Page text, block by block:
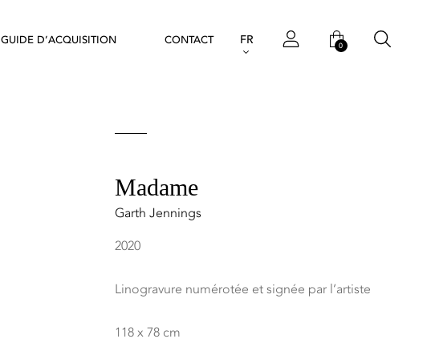
GUIDE D’ACQUISITION CONTACT FR 0
Madame
Garth Jennings
2020
Linogravure numérotée et signée par l’artiste
118 x 78 cm